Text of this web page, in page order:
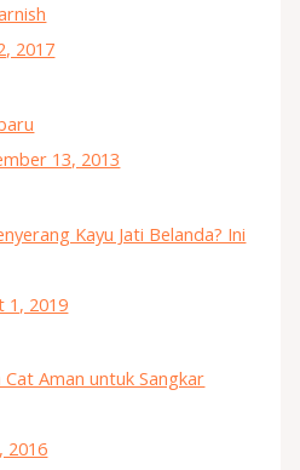
2017
13, 2013
Kayu Jati Belanda? Ini
1, 2019
Aman untuk Sangkar
2016